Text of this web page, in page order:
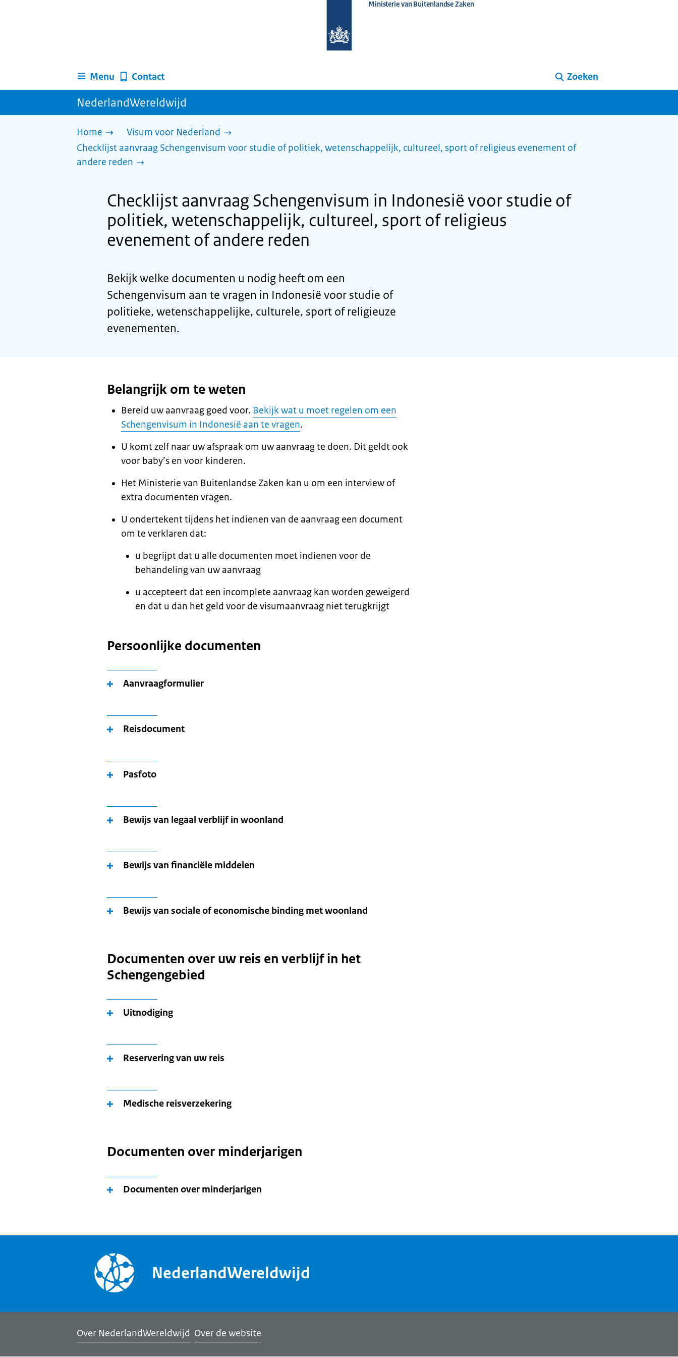
homepage
Ministerie van Buitenlandse Zaken
Menu Contact Zoeken
NederlandWereldwijd
Home
Visum voor Nederland
Checklijst aanvraag Schengenvisum voor studie of politiek, wetenschappelijk, cultureel, sport of religieus evenement of
andere reden
Checklijst aanvraag Schengenvisum in Indonesië voor studie of
politiek, wetenschappelijk, cultureel, sport of religieus
evenement of andere reden
Bekijk welke documenten u nodig heeft om een
Schengenvisum aan te vragen in Indonesië voor studie of
politieke, wetenschappelijke, culturele, sport of religieuze
evenementen.
Belangrijk om te weten
Bereid uw aanvraag goed voor. Bekijk wat u moet regelen om een
Schengenvisum in Indonesië aan te vragen.
U komt zelf naar uw afspraak om uw aanvraag te doen. Dit geldt ook
voor baby’s en voor kinderen.
Het Ministerie van Buitenlandse Zaken kan u om een interview of
extra documenten vragen.
U ondertekent tijdens het indienen van de aanvraag een document
om te verklaren dat:
u begrijpt dat u alle documenten moet indienen voor de
behandeling van uw aanvraag
u accepteert dat een incomplete aanvraag kan worden geweigerd
en dat u dan het geld voor de visumaanvraag niet terugkrijgt
Persoonlijke documenten
Aanvraagformulier
Reisdocument
Pasfoto
Bewijs van legaal verblijf in woonland
Bewijs van financiële middelen
Bewijs van sociale of economische binding met woonland
Documenten over uw reis en verblijf in het
Schengengebied
Uitnodiging
Reservering van uw reis
Medische reisverzekering
Documenten over minderjarigen
Documenten over minderjarigen
NederlandWereldwijd
Over NederlandWereldwijd Over de website